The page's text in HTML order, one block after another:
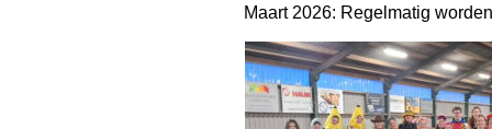
Maart 2026: Regelmatig